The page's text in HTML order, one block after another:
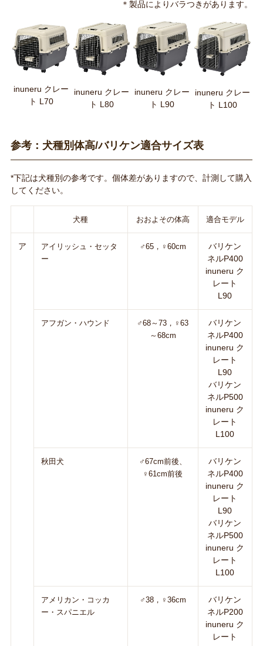
＊製品によりバラつきがあります。
inuneru クレー
ト L70
inuneru クレー
ト L80
inuneru クレー
ト L90
inuneru クレー
ト L100
参考：犬種別体高/バリケン適合サイズ表
*下記は犬種別の参考です。個体差がありますので、計測して購入
してください。
犬種 おおよその体高 適合モデル
ア
アイリッシュ・セッタ
ー
♂65，♀60cm
バリケン
ネルP400
inuneru ク
レート
L90
アフガン・ハウンド
♂68～73，♀63
～68cm
バリケン
ネルP400
inuneru ク
レート
L90
バリケン
ネルP500
inuneru ク
レート
L100
秋田犬
♂67cm前後、
♀61cm前後
バリケン
ネルP400
inuneru ク
レート
L90
バリケン
ネルP500
inuneru ク
レート
L100
アメリカン・コッカ
ー・スパニエル
♂38，♀36cm
バリケン
ネルP200
inuneru ク
レート